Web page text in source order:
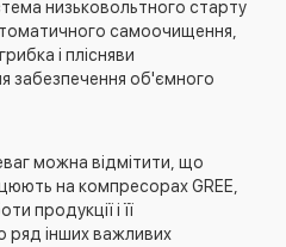
низьковольтного старту
самоочищення,
і плісняви
забезпечення об'ємного
можна відмітити, що
на компресорах GREE,
продукції і її
ряд інших важливих